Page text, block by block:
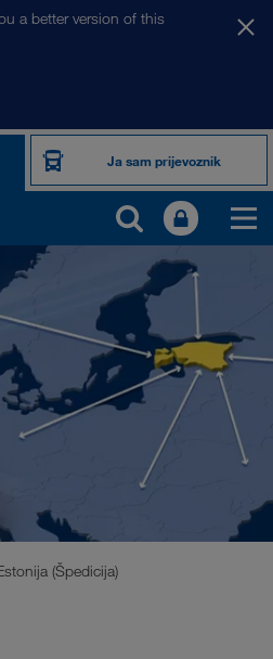
a better version of this
Ja sam prijevoznik
(Špedicija)